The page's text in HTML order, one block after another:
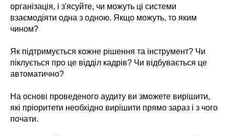
організація, і з'ясуйте, чи можуть ці системи
взаємодіяти одна з одною. Якщо можуть, то яким
чином?
Як підтримується кожне рішення та інструмент? Чи
піклується про це відділ кадрів? Чи відбувається це
автоматично?
На основі проведеного аудиту ви зможете вирішити,
які пріоритети необхідно вирішити прямо зараз і з чого
почати.